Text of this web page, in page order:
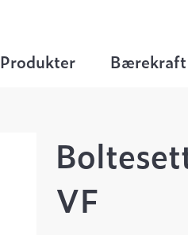
Produkter Bærekraft
VF